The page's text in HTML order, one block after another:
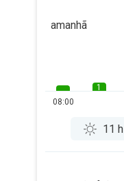
amanhã
08:00
1
11 h